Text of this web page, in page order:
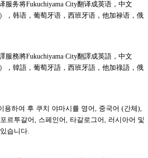
服务将Fukuchiyama City翻译成英语，中文
，韩语，葡萄牙语，西班牙语，他加禄语，俄
服務將Fukuchiyama City翻譯成英語，中文
，韓語，葡萄牙語，西班牙語，他加祿語，俄
용하여 후 쿠치 야마시를 영어, 중국어 (간체),
르투갈어, 스페인어, 타갈로그어, 러시아어 및
습니다.